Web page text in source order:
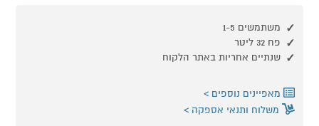
משתמשים 1-5
פח 32 ליטר
שנתיים אחריות באתר הלקוח
מאפיינים נוספים
משלוח ותנאי אספקה